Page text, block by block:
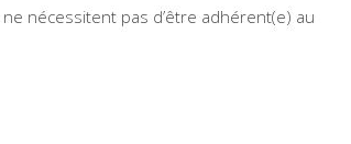
nécessitent pas d’être adhérent(e) au